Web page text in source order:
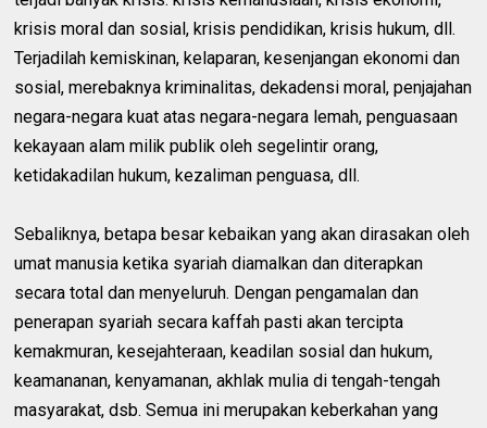
krisis moral dan sosial, krisis pendidikan, krisis hukum, dll.
Terjadilah kemiskinan, kelaparan, kesenjangan ekonomi dan
sosial, merebaknya kriminalitas, dekadensi moral, penjajahan
negara-negara kuat atas negara-negara lemah, penguasaan
kekayaan alam milik publik oleh segelintir orang,
ketidakadilan hukum, kezaliman penguasa, dll.
Sebaliknya, betapa besar kebaikan yang akan dirasakan oleh
umat manusia ketika syariah diamalkan dan diterapkan
secara total dan menyeluruh. Dengan pengamalan dan
penerapan syariah secara kaffah pasti akan tercipta
kemakmuran, kesejahteraan, keadilan sosial dan hukum,
keamananan, kenyamanan, akhlak mulia di tengah-tengah
masyarakat, dsb. Semua ini merupakan keberkahan yang